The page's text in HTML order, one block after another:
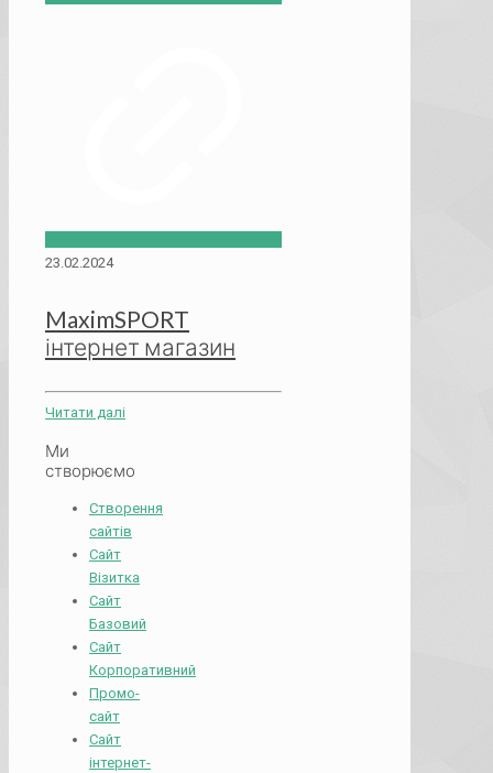
23.02.2024
MaximSPORT
інтернет магазин
Читати далі
Ми
створюємо
Створення
сайтів
Сайт
Візитка
Сайт
Базовий
Сайт
Корпоративний
Промо-
сайт
Сайт
інтернет-